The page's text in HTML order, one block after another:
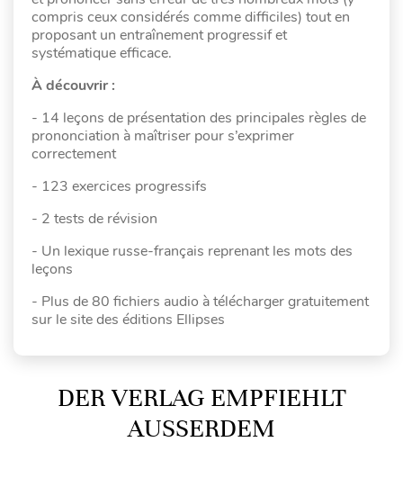
compris ceux considérés comme difficiles) tout en
proposant un entraînement progressif et
systématique efficace.
À découvrir :
- 14 leçons de présentation des principales règles de
prononciation à maîtriser pour s’exprimer
correctement
- 123 exercices progressifs
- 2 tests de révision
- Un lexique russe-français reprenant les mots des
leçons
- Plus de 80 fichiers audio à télécharger gratuitement
sur le site des éditions Ellipses
DER VERLAG EMPFIEHLT
AUSSERDEM